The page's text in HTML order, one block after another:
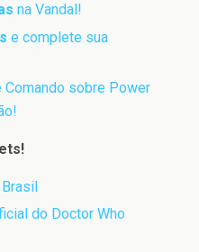
na Vandal!
e complete sua
Comando sobre Power
do Doctor Who